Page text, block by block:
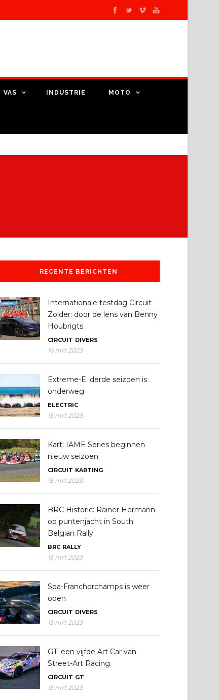
VAS INDUSTRIE MOTO
RECENTE BERICHTEN
Internationale testdag Circuit
Zolder: door de lens van Benny
Houbrigts
CIRCUIT DIVERS
16 mrt 2023
Extreme-E: derde seizoen is
onderweg
ELECTRIC
15 mrt 2023
Kart: IAME Series beginnen
nieuw seizoen
CIRCUIT KARTING
15 mrt 2023
BRC Historic: Rainer Hermann
op puntenjacht in South
Belgian Rally
BRC RALLY
15 mrt 2023
Spa-Franchorchamps is weer
open
CIRCUIT DIVERS
15 mrt 2023
GT: een vijfde Art Car van
Street-Art Racing
CIRCUIT GT
15 mrt 2023